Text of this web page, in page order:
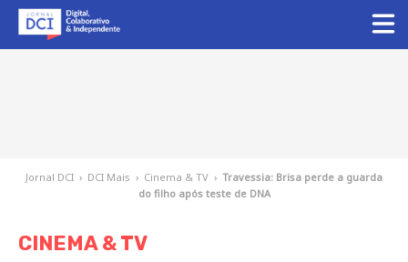
Jornal DCI › DCI Mais › Cinema & TV › Travessia: Brisa perde a guarda
do filho após teste de DNA
CINEMA & TV